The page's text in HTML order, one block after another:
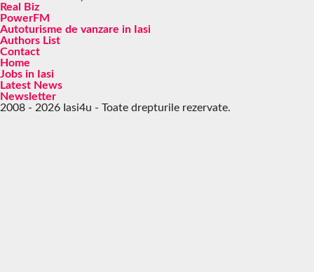
Real Biz
PowerFM
Autoturisme de vanzare in Iasi
Authors List
Contact
Home
Jobs in Iasi
Latest News
Newsletter
2008 - 2026 Iasi4u - Toate drepturile rezervate.